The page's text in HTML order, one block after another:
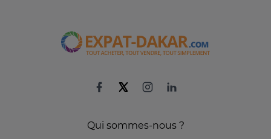
Qui sommes-nous ?